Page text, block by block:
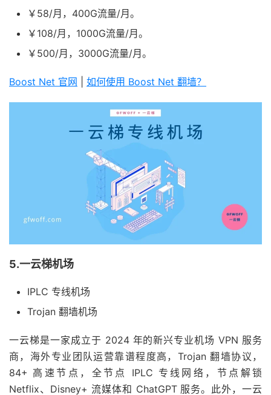
￥58/月，400G流量/月。
￥108/月，1000G流量/月。
￥500/月，3000G流量/月。
Boost Net 官网 如何使用 Boost Net 翻墙？
5.一云梯机场
IPLC 专线机场
Trojan 翻墙机场
一云梯是一家成立于 2024 年的新兴专业机场 VPN 服务
商，海外专业团队运营靠谱程度高，Trojan 翻墙协议，
84+ 高速节点，全节点 IPLC 专线网络，节点解锁
Netflix、Disney+ 流媒体和 ChatGPT 服务。此外，一云